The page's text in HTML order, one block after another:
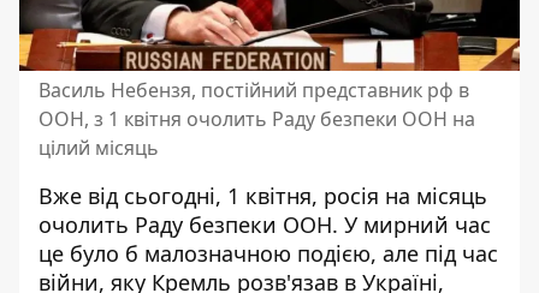
Василь Небензя, постійний представник рф в
ООН, з 1 квітня очолить Раду безпеки ООН на
цілий місяць
Вже від сьогодні, 1 квітня, росія на місяць
очолить Раду безпеки ООН. У мирний час
це було б малозначною подією, але під час
війни, яку Кремль розв'язав в Україні,